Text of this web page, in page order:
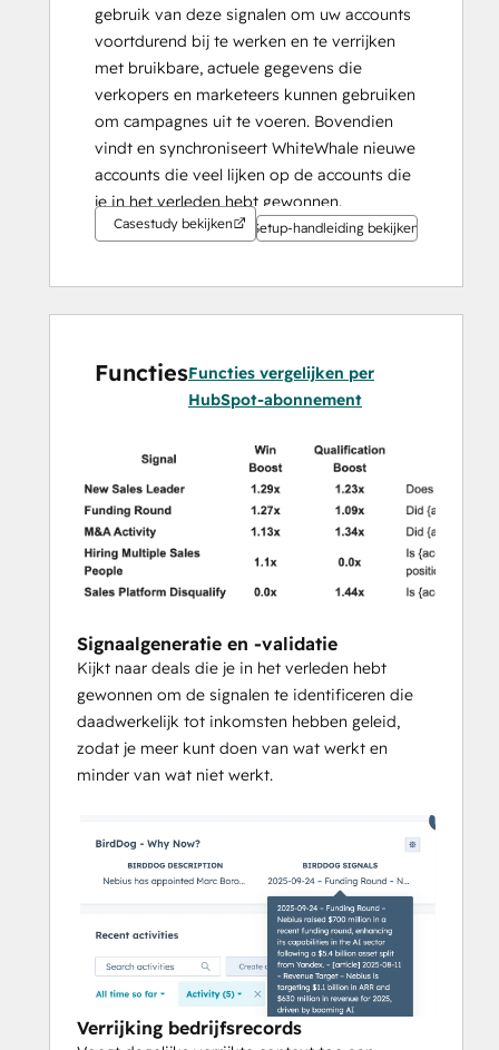
gebruik van deze signalen om uw accounts
voortdurend bij te werken en te verrijken
met bruikbare, actuele gegevens die
verkopers en marketeers kunnen gebruiken
om campagnes uit te voeren. Bovendien
vindt en synchroniseert WhiteWhale nieuwe
accounts die veel lijken op de accounts die
je in het verleden hebt gewonnen.
Casestudy bekijken Setup-handleiding bekijken
FunctiesFuncties vergelijken per
HubSpot-abonnement
Signaalgeneratie en -validatie
Kijkt naar deals die je in het verleden hebt
gewonnen om de signalen te identificeren die
daadwerkelijk tot inkomsten hebben geleid,
zodat je meer kunt doen van wat werkt en
minder van wat niet werkt.
Verrijking bedrijfsrecords